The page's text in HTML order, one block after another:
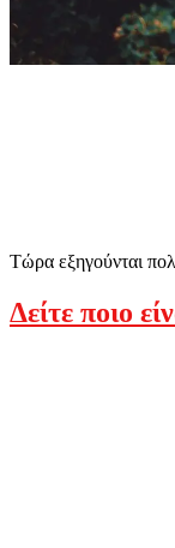
Τώρα εξηγούνται
Δείτε ποιο